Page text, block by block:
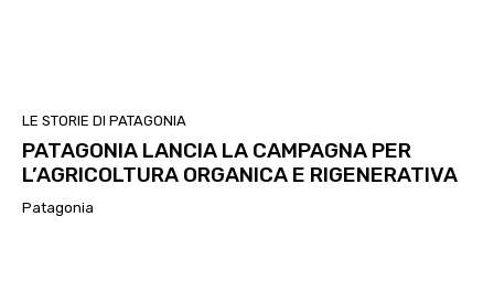
LE STORIE DI PATAGONIA
PATAGONIA LANCIA LA CAMPAGNA PER
L’AGRICOLTURA ORGANICA E RIGENERATIVA
Patagonia